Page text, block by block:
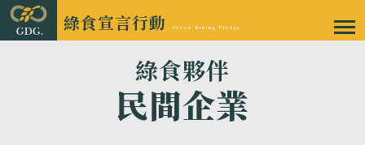
綠食宣言行動 Green Dining Pledge
綠食夥伴
民間企業